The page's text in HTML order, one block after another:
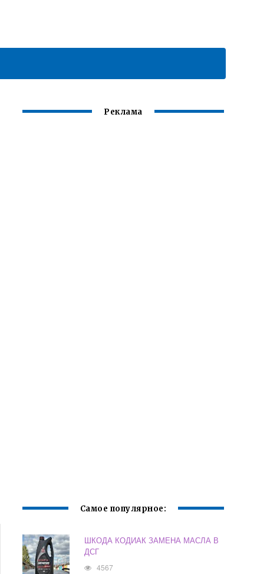
Реклама
Самое популярное:
ШКОДА КОДИАК ЗАМЕНА МАСЛА В
ДСГ
4567